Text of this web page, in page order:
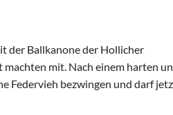
der Ballkanone der Hollicher
machten mit. Nach einem harten
Federvieh bezwingen und darf